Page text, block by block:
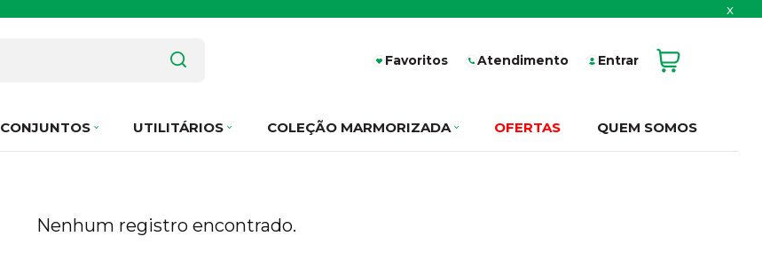
x
Favoritos Atendimento Entrar
CONJUNTOS UTILITÁRIOS COLEÇÃO MARMORIZADA OFERTAS QUEM SOMOS
Nenhum registro encontrado.